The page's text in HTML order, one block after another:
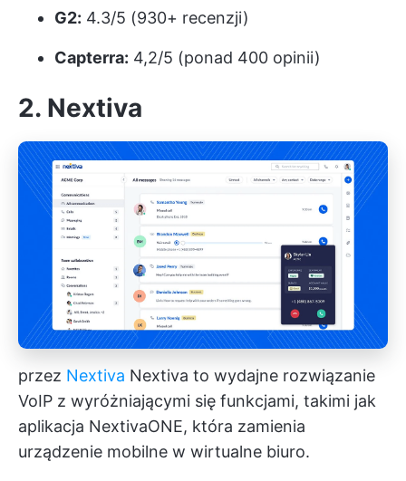
G2: 4.3/5 (930+ recenzji)
Capterra: 4,2/5 (ponad 400 opinii)
2. Nextiva
przez Nextiva Nextiva to wydajne rozwiązanie
VoIP z wyróżniającymi się funkcjami, takimi jak
aplikacja NextivaONE, która zamienia
urządzenie mobilne w wirtualne biuro.